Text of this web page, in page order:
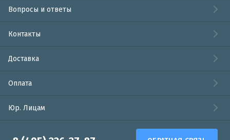
Вопросы и ответы
Контакты
Доставка
Оплата
Юр. Лицам